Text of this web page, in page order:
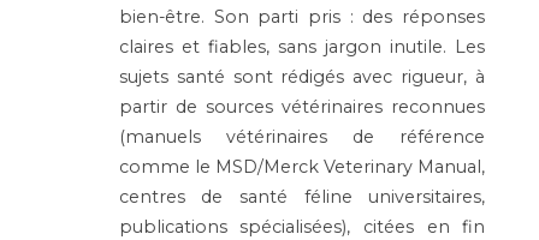
bien-être. Son parti pris : des réponses
claires et fiables, sans jargon inutile. Les
sujets santé sont rédigés avec rigueur, à
partir de sources vétérinaires reconnues
(manuels vétérinaires de référence
comme le MSD/Merck Veterinary Manual,
centres de santé féline universitaires,
publications spécialisées), citées en fin